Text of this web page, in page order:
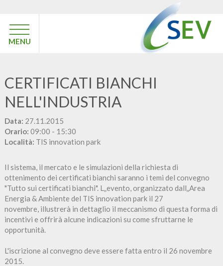
MENU
CERTIFICATI BIANCHI
NELL'INDUSTRIA
Data: 27.11.2015
Orario: 09:00 - 15:30
Località: TIS innovation park
Il sistema, il mercato e le simulazioni della richiesta di
ottenimento dei certificati bianchi saranno i temi del convegno
"Tutto sui certificati bianchi". L„evento, organizzato dall„Area
Energia & Ambiente del TIS innovation park il 27
novembre, illustrerà in dettaglio il meccanismo di questa forma di
incentivi e offrirà alcune indicazioni su come sfruttarne le
opportunità.
​L'iscrizione al convegno deve essere fatta entro il 26 novembre
2015.